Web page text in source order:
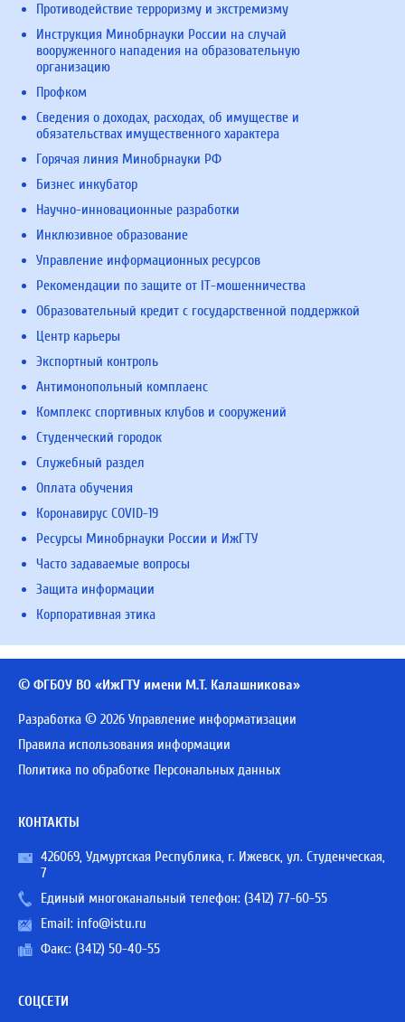
Противодействие терроризму и экстремизму
Инструкция Минобрнауки России на случай
вооруженного нападения на образовательную
организацию
Профком
Сведения о доходах, расходах, об имуществе и
обязательствах имущественного характера
Горячая линия Минобрнауки РФ
Бизнес инкубатор
Научно-инновационные разработки
Инклюзивное образование
Управление информационных ресурсов
Рекомендации по защите от IT-мошенничества
Образовательный кредит с государственной поддержкой
Центр карьеры
Экспортный контроль
Антимонопольный комплаенс
Комплекс спортивных клубов и сооружений
Студенческий городок
Служебный раздел
Оплата обучения
Коронавирус COVID-19
Ресурсы Минобрнауки России и ИжГТУ
Часто задаваемые вопросы
Защита информации
Корпоративная этика
© ФГБОУ ВО «ИжГТУ имени М.Т. Калашникова»
Разработка © 2026 Управление информатизации
Правила использования информации
Политика по обработке Персональных данных
КОНТАКТЫ
426069, Удмуртская Республика, г. Ижевск, ул. Студенческая,
7
Единый многоканальный телефон: (3412) 77-60-55
Email: info@istu.ru
Факс: (3412) 50-40-55
СОЦСЕТИ